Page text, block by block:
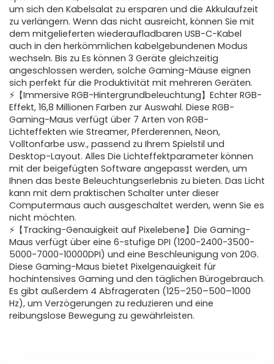
um sich den Kabelsalat zu ersparen und die Akkulaufzeit
zu verlängern. Wenn das nicht ausreicht, können Sie mit
dem mitgelieferten wiederaufladbaren USB-C-Kabel
auch in den herkömmlichen kabelgebundenen Modus
wechseln. Bis zu Es können 3 Geräte gleichzeitig
angeschlossen werden, solche Gaming-Mäuse eignen
sich perfekt für die Produktivität mit mehreren Geräten.
⚡️【Immersive RGB-Hintergrundbeleuchtung】Echter RGB-
Effekt, 16,8 Millionen Farben zur Auswahl. Diese RGB-
Gaming-Maus verfügt über 7 Arten von RGB-
Lichteffekten wie Streamer, Pferderennen, Neon,
Volltonfarbe usw., passend zu Ihrem Spielstil und
Desktop-Layout. Alles Die Lichteffektparameter können
mit der beigefügten Software angepasst werden, um
Ihnen das beste Beleuchtungserlebnis zu bieten. Das Licht
kann mit dem praktischen Schalter unter dieser
Computermaus auch ausgeschaltet werden, wenn Sie es
nicht möchten.
⚡️【Tracking-Genauigkeit auf Pixelebene】Die Gaming-
Maus verfügt über eine 6-stufige DPI (1200-2400-3500-
5000-7000-10000DPI) und eine Beschleunigung von 20G.
Diese Gaming-Maus bietet Pixelgenauigkeit für
hochintensives Gaming und den täglichen Bürogebrauch.
Es gibt außerdem 4 Abfrageraten (125–250–500–1000
Hz), um Verzögerungen zu reduzieren und eine
reibungslose Bewegung zu gewährleisten.